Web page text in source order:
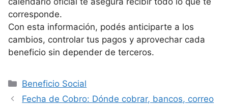
corresponde.
Con esta información, podés anticiparte a los
cambios, controlar tus pagos y aprovechar cada
beneficio sin depender de terceros.
Categorías
Beneficio Social
Fecha de Cobro: Dónde cobrar, bancos, correo